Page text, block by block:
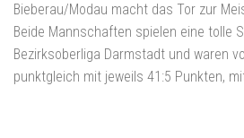
Bieberau/Modau macht das Tor zur
Beide Mannschaften spielen eine tolle
Bezirksoberliga Darmstadt und waren
punktgleich mit jeweils 41:5 Punkten,